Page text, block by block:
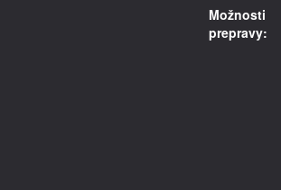
Možnosti
prepravy: